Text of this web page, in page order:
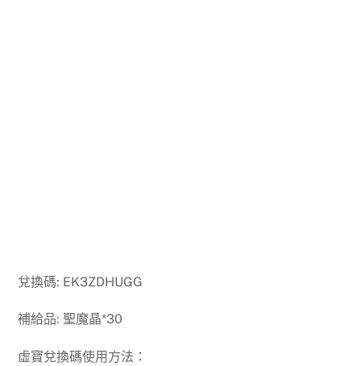
兌換碼: EK3ZDHUGG
補給品: 聖魔晶*30
虛寶兌換碼使用方法：